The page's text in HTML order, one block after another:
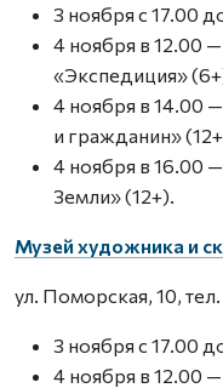
3 ноября с 17.00
4 ноября в 12.00
«Экспедиция»
4 ноября в 14.00
и гражданин»
4 ноября в 16.00
Земли» (12+).
Музей художника и
ул. Поморская, 10, тел.
3 ноября с 17.00
4 ноября в 12.00